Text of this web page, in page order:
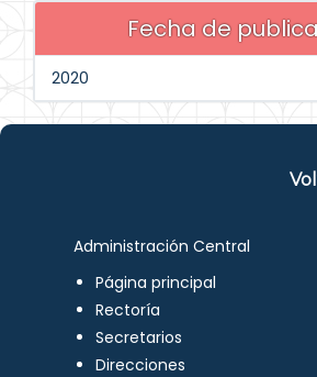
Fecha de
2020
Administración Central
Página principal
Rectoría
Secretarios
Direcciones